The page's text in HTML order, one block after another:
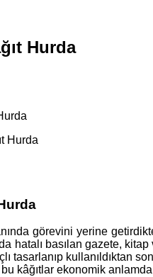
Hurda
görevini yerine
hatalı basılan gazete,
tasarlanıp kullanıldıktan
kâğıtlar ekonomik